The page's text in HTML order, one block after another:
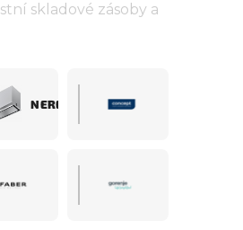
skladové zásoby a
NEREZOVÉ